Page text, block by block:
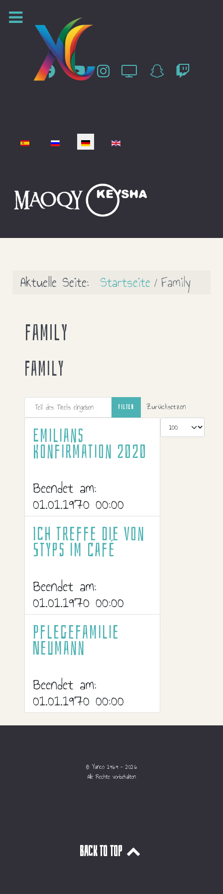
Sprache auswählen
Aktuelle Seite: Startseite Family
Family
Family
Teil des Titels eingeben
FILTER Zurücksetzen
Anzeige #
Emilians
Konfirmation 2020
Beendet am:
01.01.1970 00:00
Ich treffe die Von
Styps im Café
Beendet am:
01.01.1970 00:00
Pflegefamilie
Neumann
Beendet am:
01.01.1970 00:00
© Yanco 1969 - 2026
Alle Rechte vorbehalten
Back to top